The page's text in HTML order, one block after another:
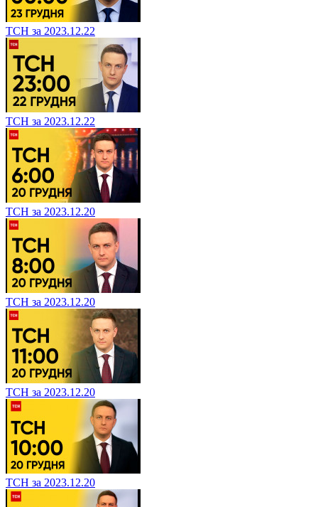
ТСН за 2023.12.22
ТСН за 2023.12.22
ТСН за 2023.12.20
ТСН за 2023.12.20
ТСН за 2023.12.20
ТСН за 2023.12.20